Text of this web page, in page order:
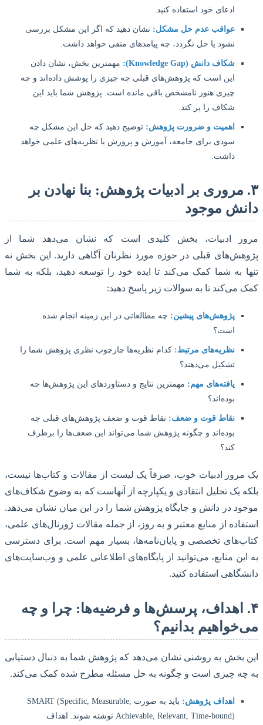
ادعای خود استفاده کنید.
عواقب عدم حل مشکل:نشان دهید که اگر این مشکل بررسی
نشود یا حل نگردد، چه پیامدهای منفی خواهد داشت.
شکاف دانش (Knowledge Gap):
مهمترین بخش، نشان دادن
این است که پژوهش‌های قبلی چه چیزی را پوشش داده‌اند و چه
چیزی هنوز نامشخص باقی مانده است. پژوهش شما باید این
شکاف را پر کند.
اهمیت و ضرورت پژوهش:توضیح دهید که حل این مشکل چه
سودی برای جامعه، آموزش و پرورش یا نظریه‌های علمی خواهد
داشت.
مروری بر ادبیات پژوهش: بنا نهادن بر
موجود
ادبیات، بخش کلیدی است که نشان می‌دهد شما از
قبلی در حوزه مورد نظرتان آگاهی دارید. این بخش نه
به شما کمک می‌کند تا ایده خود را توسعه دهید، بلکه به شما
تا به سوالات زیر پاسخ دهید:
پژوهش‌های پیشین:چه مطالعاتی در این زمینه انجام شده
نظریه‌های مرتبط:کدام نظریه‌ها چارچوب نظری پژوهش شما را
تشکیل می‌دهند؟
یافته‌های مهم: مهمترین نتایج و دستاوردهای این پژوهش‌ها چه
بوده‌اند؟
نقاط قوت و ضعف:نقاط قوت و ضعف پژوهش‌های قبلی چه
بوده‌اند و چگونه پژوهش شما می‌تواند این ضعف‌ها را برطرف
ادبیات خوب، صرفاً یک لیست از مقالات و کتاب‌ها نیست،
یک تحلیل انتقادی و یکپارچه از آنهاست که به وضوح شکاف‌های
در دانش و جایگاه پژوهش شما را در این میان نشان می‌دهد.
از منابع معتبر و به روز، از جمله مقالات ژورنال‌های علمی،
تخصصی و پایان‌نامه‌ها، بسیار مهم است. برای دسترسی
منابع، می‌توانید از پایگاه‌های اطلاعاتی علمی و وب‌سایت‌های
استفاده کنید.
اهداف، پرسش‌ها و فرضیه‌ها: چرا و چه
بدانیم؟
بخش به روشنی نشان می‌دهد که پژوهش شما به دنبال دستیابی
چیزی است و چگونه به حل مسئله مطرح شده کمک می‌کند.
اهداف پژوهش:
باید به صورت SMART (Specific, Measurable,
Achievable, Relevant, Time-bound) نوشته شوند. اهداف